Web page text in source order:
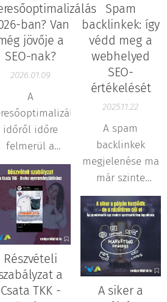
ban? Van
jövője a
SEO-nak?
2026.01.09
A
időről időre
felmerül a
kérdés: vajon
járt-e le az
ideje? A
mesterséges
intelligencia
az
egyre
összetettebb
és
Spam
backlinkek: így
védd meg a
webhelyed
SEO-
értékelését
2025.11.22
A spam
backlinkek
megjelenése ma
már szinte
minden
weboldal
életciklusának
része. Az
automatizált
linkhálózatok,
robotok és
Részvételi
a
Csata TKK -
A siker a